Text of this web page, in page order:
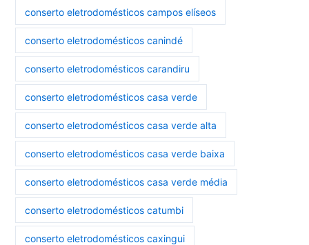
conserto eletrodomésticos campos elíseos
conserto eletrodomésticos canindé
conserto eletrodomésticos carandiru
conserto eletrodomésticos casa verde
conserto eletrodomésticos casa verde alta
conserto eletrodomésticos casa verde baixa
conserto eletrodomésticos casa verde média
conserto eletrodomésticos catumbi
conserto eletrodomésticos caxingui